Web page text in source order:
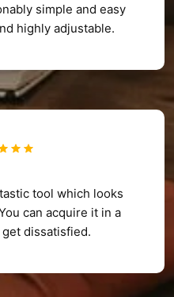
simple and easy
highly adjustable.
tool which looks
can acquire it in a
dissatisfied.